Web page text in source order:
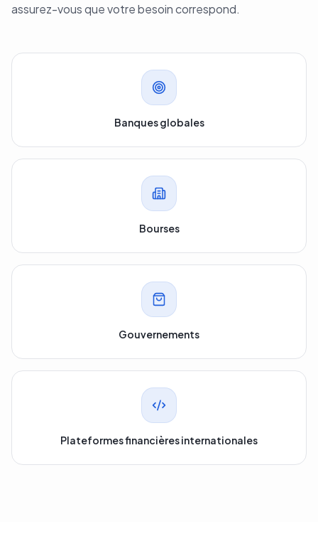
assurez-vous que votre besoin correspond.
Banques globales
Bourses
Gouvernements
Plateformes financières internationales